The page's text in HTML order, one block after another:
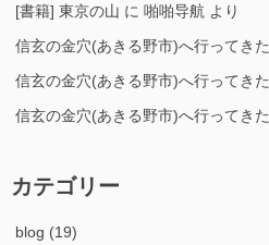
[書籍] 東京の山 に 啪啪导航 より
信玄の金穴(あきる野市)へ行ってきた
信玄の金穴(あきる野市)へ行ってきた
信玄の金穴(あきる野市)へ行ってきた
カテゴリー
blog (19)